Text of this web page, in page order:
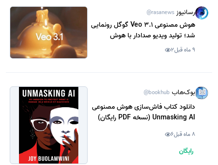
رسانیوز @rasanews
هوش مصنوعی Veo 3.1 گوگل رونمایی
شد؛ تولید ویدیو صدادار با هوش
مصنوعی
9 ماه قبل 2
بوک‌هاب @bookhub
دانلود کتاب فاش‌سازی هوش مصنوعی
Unmasking AI (نسخه PDF رایگان)
8 ماه قبل 6
رایگان